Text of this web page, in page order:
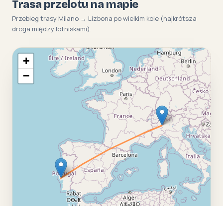
Trasa przelotu na mapie
Przebieg trasy Milano → Lizbona po wielkim kole (najkrótsza
droga między lotniskami).
+
−